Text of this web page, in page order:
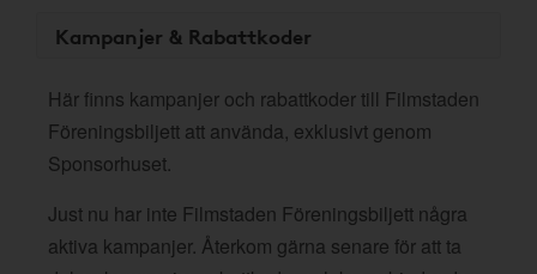
Kampanjer & Rabattkoder
Här finns kampanjer och rabattkoder till Filmstaden
Föreningsbiljett att använda, exklusivt genom
Sponsorhuset.
Just nu har inte Filmstaden Föreningsbiljett några
aktiva kampanjer. Återkom gärna senare för att ta